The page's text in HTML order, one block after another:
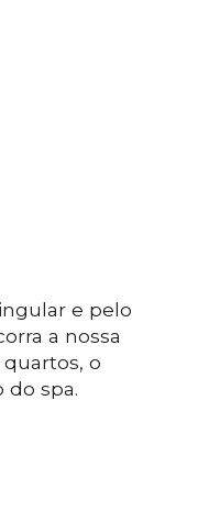
e pelo
a nossa
o
spa.